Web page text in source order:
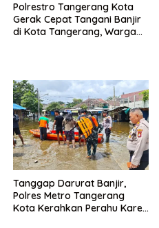
Polrestro Tangerang Kota
Gerak Cepat Tangani Banjir
di Kota Tangerang, Warga
Tanggap Darurat Banjir,
Polres Metro Tangerang
Kota Kerahkan Perahu Karet